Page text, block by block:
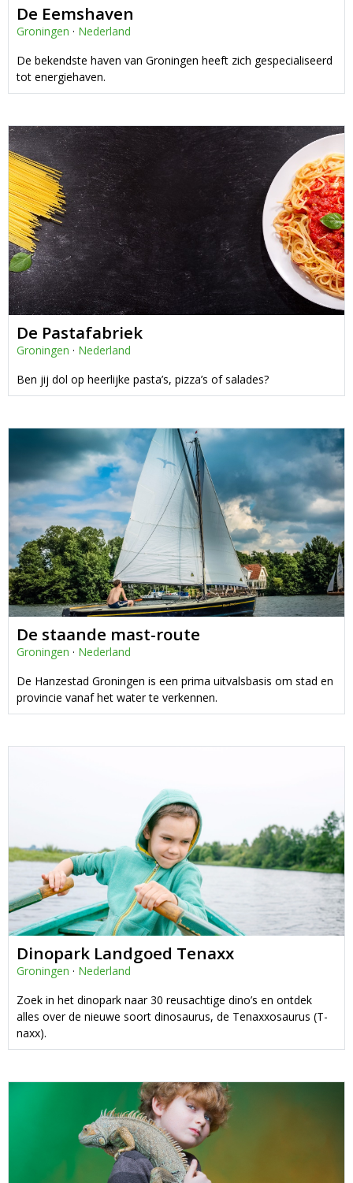
De Eemshaven
Groningen · Nederland
De bekendste haven van Groningen heeft zich gespecialiseerd
tot energiehaven.
De Pastafabriek
Groningen · Nederland
Ben jij dol op heerlijke pasta’s, pizza’s of salades?
De staande mast-route
Groningen · Nederland
De Hanzestad Groningen is een prima uitvalsbasis om stad en
provincie vanaf het water te verkennen.
Dinopark Landgoed Tenaxx
Groningen · Nederland
Zoek in het dinopark naar 30 reusachtige dino’s en ontdek
alles over de nieuwe soort dinosaurus, de Tenaxxosaurus (T-
naxx).